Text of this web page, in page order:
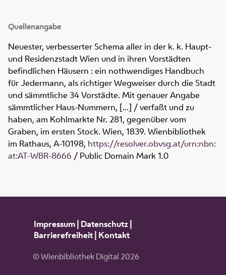
Quellenangabe
Neuester, verbesserter Schema aller in der k. k. Haupt-
und Residenzstadt Wien und in ihren Vorstädten
befindlichen Häusern : ein nothwendiges Handbuch
für Jedermann, als richtiger Wegweiser durch die Stadt
und sämmtliche 34 Vorstädte. Mit genauer Angabe
sämmtlicher Haus-Nummern, [...] / verfaßt und zu
haben, am Kohlmarkte Nr. 281, gegenüber vom
Graben, im ersten Stock. Wien, 1839. Wienbibliothek
im Rathaus, A-10198, https://resolver.obvsg.at/urn:nbn:
at:AT-WBR-8666 / Public Domain Mark 1.0
Impressum| Datenschutz|
Barrierefreiheit| Kontakt
© Wienbibliothek Digital 2026